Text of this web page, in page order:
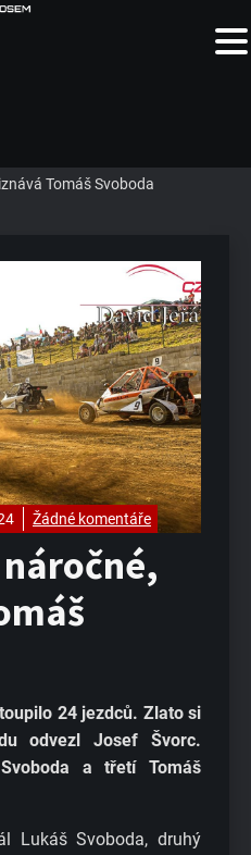
Tomáš Svoboda
Žádné komentáře
24 jezdců. Zlato si
odvezl Josef Švorc.
a třetí Tomáš
Lukáš Svoboda, druhý